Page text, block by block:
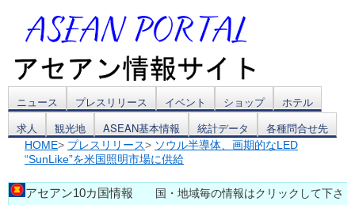
コ
ン
テ
ン
ニュース プレスリリース イベント ショップ
ホテル
求人
観光地 ASEAN基本情報 統計データ 各種問合せ先
HOME> プレスリリース> ソウル半導体、画期的なLED
“SunLike”を米国照明市場に供給
アセアン10カ国情報 国・地域毎の情報はクリックして下さ